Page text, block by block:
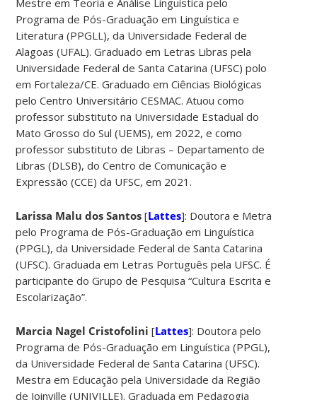
Programa de Pós-Graduação em Linguística e
Literatura (PPGLL), da Universidade Federal de
Alagoas (UFAL). Graduado em Letras Libras pela
Universidade Federal de Santa Catarina (UFSC) polo
em Fortaleza/CE. Graduado em Ciências Biológicas
pelo Centro Universitário CESMAC. Atuou como
professor substituto na Universidade Estadual do
Mato Grosso do Sul (UEMS), em 2022, e como
professor substituto de Libras – Departamento de
Libras (DLSB), do Centro de Comunicação e
Expressão (CCE) da UFSC, em 2021.
Larissa Malu dos Santos [Lattes]: Doutora e Metra
pelo Programa de Pós-Graduação em Linguística
(PPGL), da Universidade Federal de Santa Catarina
(UFSC). Graduada em Letras Português pela UFSC. É
participante do Grupo de Pesquisa “Cultura Escrita e
Escolarização”.
Marcia Nagel Cristofolini[Lattes]: Doutora pelo
Programa de Pós-Graduação em Linguística (PPGL),
da Universidade Federal de Santa Catarina (UFSC).
Mestra em Educação pela Universidade da Região
de Joinville (UNIVILLE). Graduada em Pedagogia